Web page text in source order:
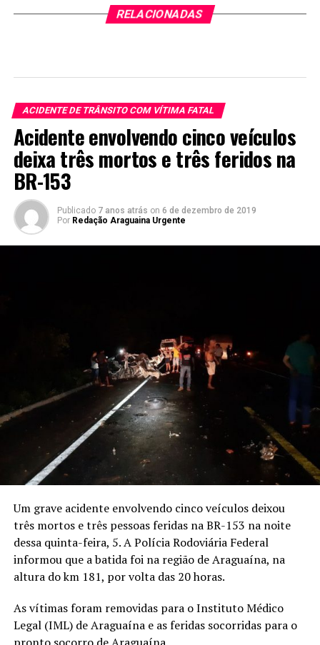
RELACIONADAS
ACIDENTE DE TRÂNSITO COM VÍTIMA FATAL
Acidente envolvendo cinco veículos
deixa três mortos e três feridos na
BR-153
Publicado 7 anos atrás on 6 de dezembro de 2019
Por Redação Araguaina Urgente
Um grave acidente envolvendo cinco veículos deixou
três mortos e três pessoas feridas na BR-153 na noite
dessa quinta-feira, 5. A Polícia Rodoviária Federal
informou que a batida foi na região de Araguaína, na
altura do km 181, por volta das 20 horas.
As vítimas foram removidas para o Instituto Médico
Legal (IML) de Araguaína e as feridas socorridas para o